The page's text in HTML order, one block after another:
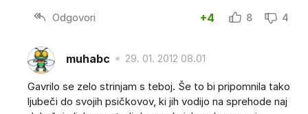
Odgovori +4 8 4
muhabc 29. 01. 2012 08.01
Gavrilo se zelo strinjam s teboj. Še to bi pripomnila tako
ljubeči do svojih psičkovov, ki jih vodijo na sprehode naj